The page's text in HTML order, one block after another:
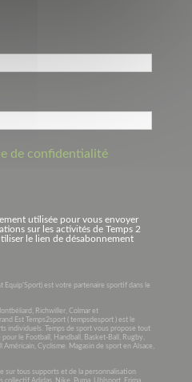
de confidentialité
utilisée pour vous envoyer
sur les activités de Temps 2
le lien de désabonnement
Equip’Sport) est votre partenaire sportif dans le
Richwiller, Colmar et
Est Temps2sport ( tempsdesport ) est le
individuels. Temps de sport vous propose tout
le Football, Handball, Basket-Ball, Rugby,
Cyclisme. Magasin de sport en Alsace,
sur tous supports et de la personnalisation